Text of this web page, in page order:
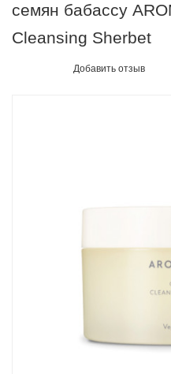
семян бабассу
Cleansing Sherbet
Добавить отзыв